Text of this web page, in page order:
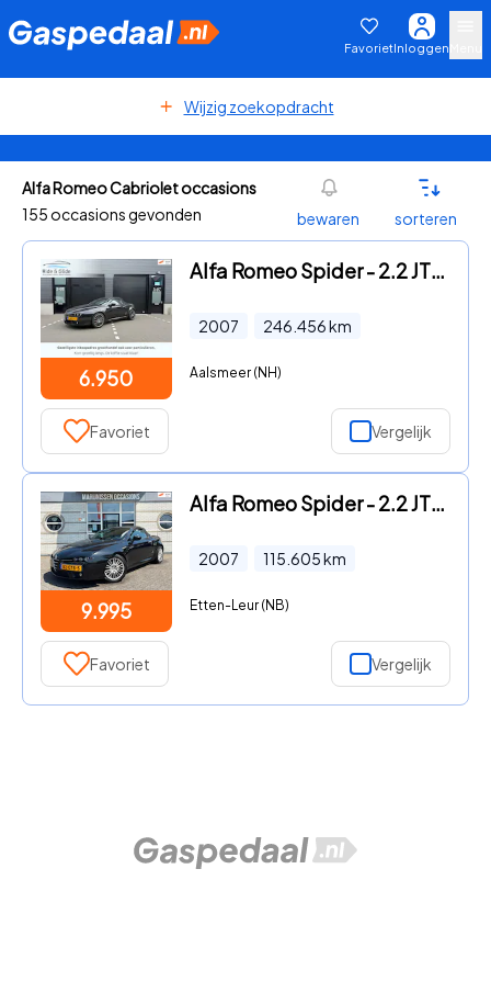
FavorietInloggen
Wijzig zoekopdracht
Alfa Romeo Cabriolet occasions
155 occasions gevonden
bewaren sorteren
6.950
Alfa Romeo Spider - 2.2 JTS cabriolet leer electrische navi
2007 246.456km
Aalsmeer (NH)
Favoriet Vergelijk
9.995
Alfa Romeo Spider - 2.2 JTS Exclusive Cabriolet |Vol Opties|
2007 115.605km
Etten-Leur (NB)
Favoriet Vergelijk